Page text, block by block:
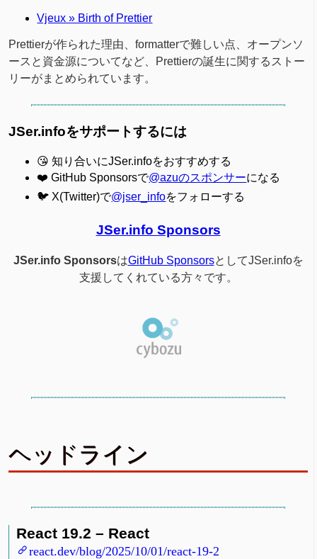
Vjeux » Birth of Prettier
Prettierが作られた理由、formatterで難しい点、オープンソ
ースと資金源についてなど、Prettierの誕生に関するストー
リーがまとめられています。
JSer.infoをサポートするには
😘 知り合いにJSer.infoをおすすめする
❤️ GitHub Sponsorsで@azuのスポンサーになる
🐦 X(Twitter)で@jser_infoをフォローする
JSer.info Sponsors
JSer.info SponsorsはGitHub SponsorsとしてJSer.infoを
支援してくれている方々です。
ヘッドライン
React 19.2 – React
react.dev/blog/2025/10/01/react-19-2